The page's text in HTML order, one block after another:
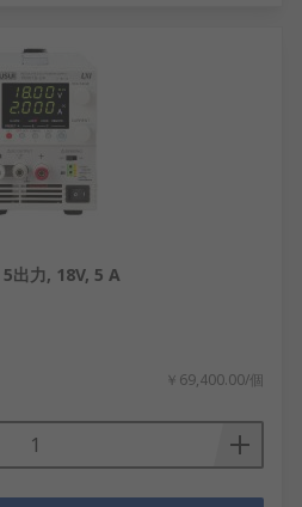
出力, 18V, 5 A
￥69,400.00/個